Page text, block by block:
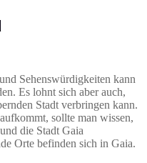
Sehenswürdigkeiten kann
Es lohnt sich aber auch,
Stadt verbringen kann.
sollte man wissen,
die Stadt Gaia
Orte befinden sich in Gaia.